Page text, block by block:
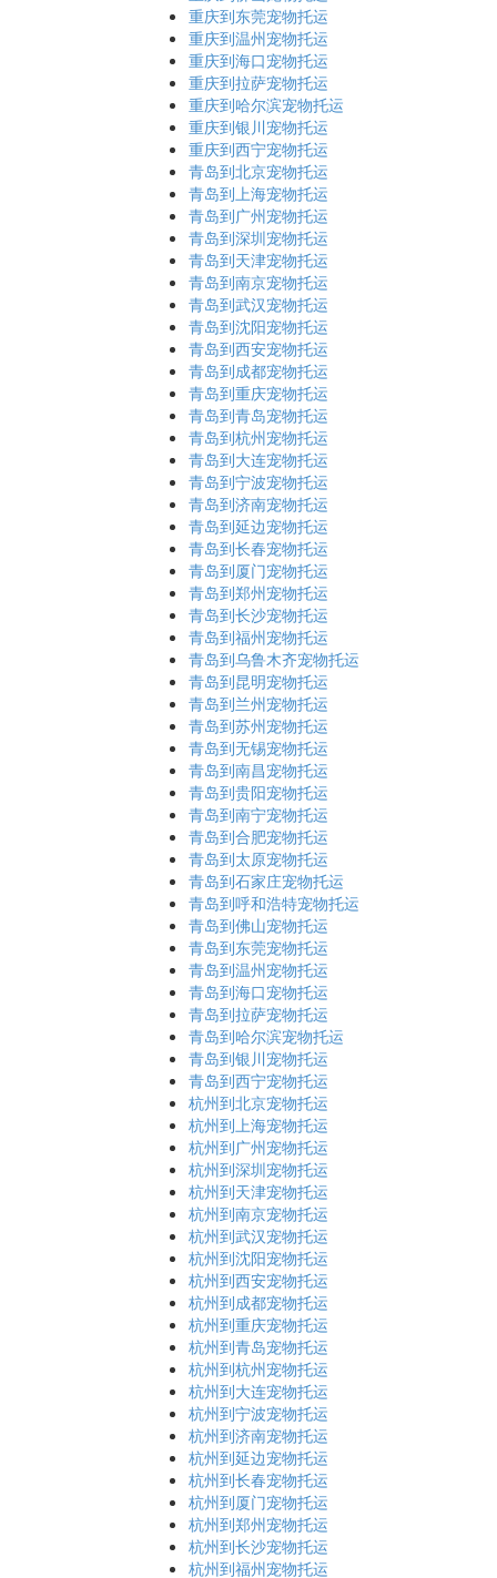
重庆到东莞宠物托运
重庆到温州宠物托运
重庆到海口宠物托运
重庆到拉萨宠物托运
重庆到哈尔滨宠物托运
重庆到银川宠物托运
重庆到西宁宠物托运
青岛到北京宠物托运
青岛到上海宠物托运
青岛到广州宠物托运
青岛到深圳宠物托运
青岛到天津宠物托运
青岛到南京宠物托运
青岛到武汉宠物托运
青岛到沈阳宠物托运
青岛到西安宠物托运
青岛到成都宠物托运
青岛到重庆宠物托运
青岛到青岛宠物托运
青岛到杭州宠物托运
青岛到大连宠物托运
青岛到宁波宠物托运
青岛到济南宠物托运
青岛到延边宠物托运
青岛到长春宠物托运
青岛到厦门宠物托运
青岛到郑州宠物托运
青岛到长沙宠物托运
青岛到福州宠物托运
青岛到乌鲁木齐宠物托运
青岛到昆明宠物托运
青岛到兰州宠物托运
青岛到苏州宠物托运
青岛到无锡宠物托运
青岛到南昌宠物托运
青岛到贵阳宠物托运
青岛到南宁宠物托运
青岛到合肥宠物托运
青岛到太原宠物托运
青岛到石家庄宠物托运
青岛到呼和浩特宠物托运
青岛到佛山宠物托运
青岛到东莞宠物托运
青岛到温州宠物托运
青岛到海口宠物托运
青岛到拉萨宠物托运
青岛到哈尔滨宠物托运
青岛到银川宠物托运
青岛到西宁宠物托运
杭州到北京宠物托运
杭州到上海宠物托运
杭州到广州宠物托运
杭州到深圳宠物托运
杭州到天津宠物托运
杭州到南京宠物托运
杭州到武汉宠物托运
杭州到沈阳宠物托运
杭州到西安宠物托运
杭州到成都宠物托运
杭州到重庆宠物托运
杭州到青岛宠物托运
杭州到杭州宠物托运
杭州到大连宠物托运
杭州到宁波宠物托运
杭州到济南宠物托运
杭州到延边宠物托运
杭州到长春宠物托运
杭州到厦门宠物托运
杭州到郑州宠物托运
杭州到长沙宠物托运
杭州到福州宠物托运